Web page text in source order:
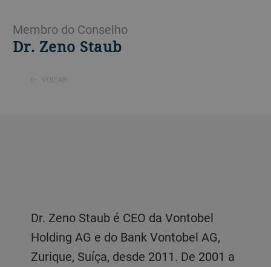
Membro do Conselho
Dr. Zeno Staub
VOLTAR
Dr. Zeno Staub é CEO da Vontobel
Holding AG e do Bank Vontobel AG,
Zurique, Suíça, desde 2011. De 2001 a